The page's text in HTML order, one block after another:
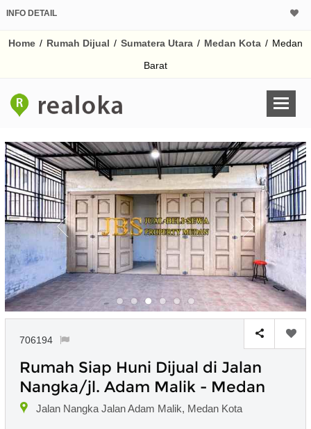
INFO DETAIL
Home / Rumah Dijual / Sumatera Utara / Medan Kota / Medan
Barat
706194
Rumah Siap Huni Dijual di Jalan
Nangka/jl. Adam Malik - Medan
Jalan Nangka Jalan Adam Malik, Medan Kota
Harga Rp
% /th
Untuk hasil simulasi
pada kotak-
Simpan